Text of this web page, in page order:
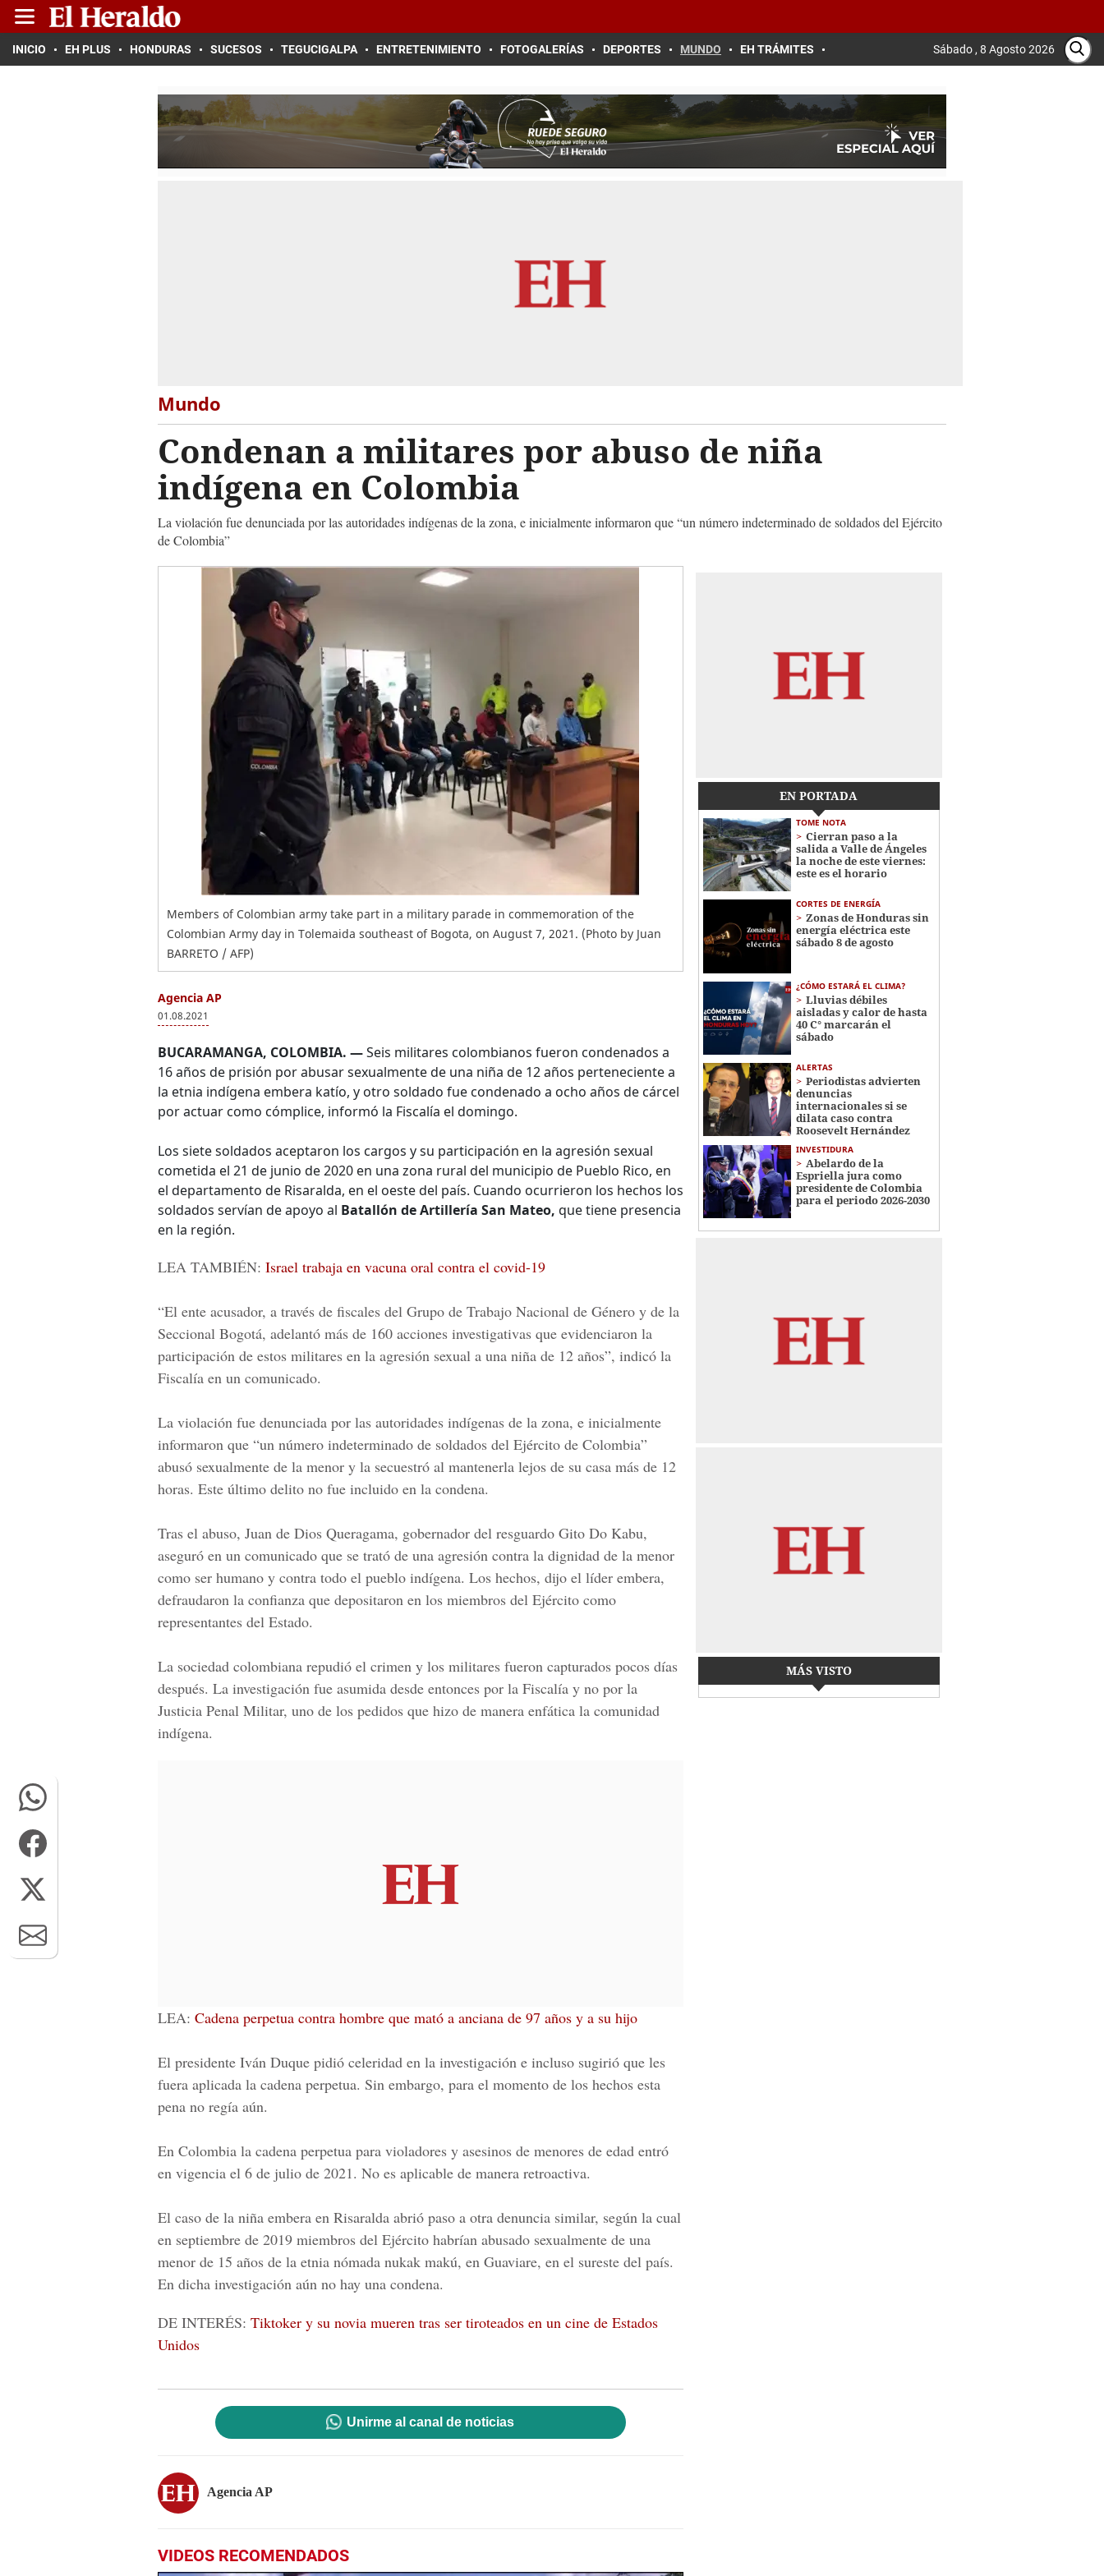
INICIO EH PLUS HONDURAS SUCESOS TEGUCIGALPA ENTRETENIMIENTO FOTOGALERÍAS DEPORTES MUNDO EH TRÁMITES Sábado , 8 Agosto 2026
Mundo
Condenan a militares por abuso de niña
indígena en Colombia
La violación fue denunciada por las autoridades indígenas de la zona, e inicialmente informaron que “un número indeterminado de soldados del Ejército
de Colombia”
Members of Colombian army take part in a military parade in commemoration of the
Colombian Army day in Tolemaida southeast of Bogota, on August 7, 2021. (Photo by Juan
BARRETO / AFP)
Agencia AP
01.08.2021
BUCARAMANGA, COLOMBIA. —Seis militares colombianos fueron condenados a
16 años de prisión por abusar sexualmente de una niña de 12 años perteneciente a
la etnia indígena embera katío, y otro soldado fue condenado a ocho años de cárcel
por actuar como cómplice, informó la Fiscalía el domingo.
Los siete soldados aceptaron los cargos y su participación en la agresión sexual
cometida el 21 de junio de 2020 en una zona rural del municipio de Pueblo Rico, en
el departamento de Risaralda, en el oeste del país. Cuando ocurrieron los hechos los
soldados servían de apoyo al Batallón de Artillería San Mateo, que tiene presencia
en la región.
LEA TAMBIÉN: Israel trabaja en vacuna oral contra el covid-19
“El ente acusador, a través de fiscales del Grupo de Trabajo Nacional de Género y de la
Seccional Bogotá, adelantó más de 160 acciones investigativas que evidenciaron la
participación de estos militares en la agresión sexual a una niña de 12 años”, indicó la
Fiscalía en un comunicado.
La violación fue denunciada por las autoridades indígenas de la zona, e inicialmente
informaron que “un número indeterminado de soldados del Ejército de Colombia”
abusó sexualmente de la menor y la secuestró al mantenerla lejos de su casa más de 12
horas. Este último delito no fue incluido en la condena.
Tras el abuso, Juan de Dios Queragama, gobernador del resguardo Gito Do Kabu,
aseguró en un comunicado que se trató de una agresión contra la dignidad de la menor
como ser humano y contra todo el pueblo indígena. Los hechos, dijo el líder embera,
defraudaron la confianza que depositaron en los miembros del Ejército como
representantes del Estado.
La sociedad colombiana repudió el crimen y los militares fueron capturados pocos días
después. La investigación fue asumida desde entonces por la Fiscalía y no por la
Justicia Penal Militar, uno de los pedidos que hizo de manera enfática la comunidad
indígena.
LEA: Cadena perpetua contra hombre que mató a anciana de 97 años y a su hijo
El presidente Iván Duque pidió celeridad en la investigación e incluso sugirió que les
fuera aplicada la cadena perpetua. Sin embargo, para el momento de los hechos esta
pena no regía aún.
En Colombia la cadena perpetua para violadores y asesinos de menores de edad entró
en vigencia el 6 de julio de 2021. No es aplicable de manera retroactiva.
El caso de la niña embera en Risaralda abrió paso a otra denuncia similar, según la cual
en septiembre de 2019 miembros del Ejército habrían abusado sexualmente de una
menor de 15 años de la etnia nómada nukak makú, en Guaviare, en el sureste del país.
En dicha investigación aún no hay una condena.
DE INTERÉS: Tiktoker y su novia mueren tras ser tiroteados en un cine de Estados
Unidos
Unirme al canal de noticias
Agencia AP
VIDEOS RECOMENDADOS
EN PORTADA
TOME NOTA
Cierran paso a la
salida a Valle de Ángeles
la noche de este viernes:
este es el horario
CORTES DE ENERGÍA
Zonas de Honduras sin
energía eléctrica este
sábado 8 de agosto
¿CÓMO ESTARÁ EL CLIMA?
Lluvias débiles
aisladas y calor de hasta
40 C° marcarán el
sábado
ALERTAS
Periodistas advierten
denuncias
internacionales si se
dilata caso contra
Roosevelt Hernández
INVESTIDURA
Abelardo de la
Espriella jura como
presidente de Colombia
para el periodo 2026-2030
MÁS VISTO